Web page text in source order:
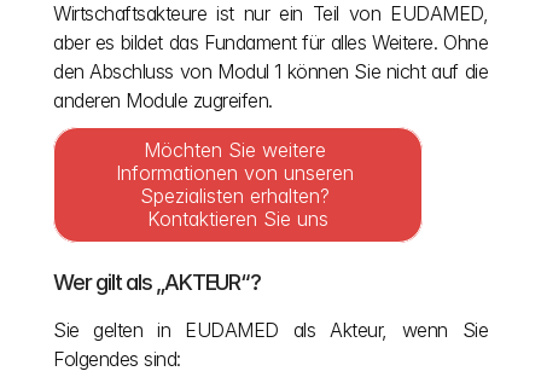
Wirtschaftsakteure ist nur ein Teil von EUDAMED,
aber es bildet das Fundament für alles Weitere. Ohne
den Abschluss von Modul 1 können Sie nicht auf die
anderen Module zugreifen.
Möchten Sie weitere
Informationen von unseren
Spezialisten erhalten?
Kontaktieren Sie uns
Wer gilt als „AKTEUR“?
Sie gelten in EUDAMED als Akteur, wenn Sie
Folgendes sind: